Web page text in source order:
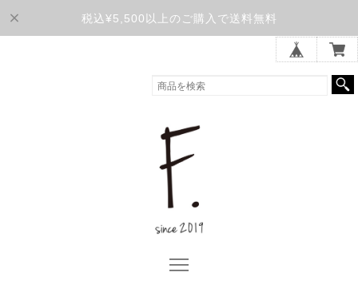
税込¥5,500以上のご購入で送料無料